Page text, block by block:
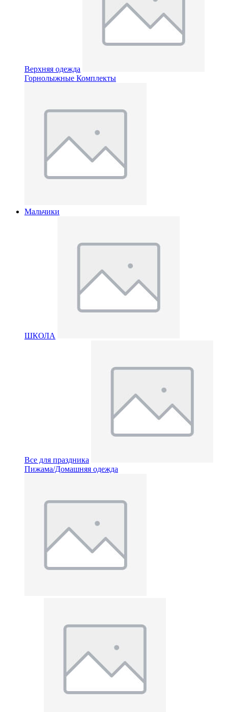
Верхняя одежда
Горнолыжные Комплекты
Мальчики
ШКОЛА
Все для праздника
Пижама/Домашняя одежда